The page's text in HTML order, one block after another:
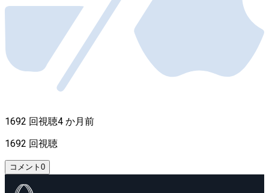
1692 回視聴4 か月前
1692 回視聴
コメント 0